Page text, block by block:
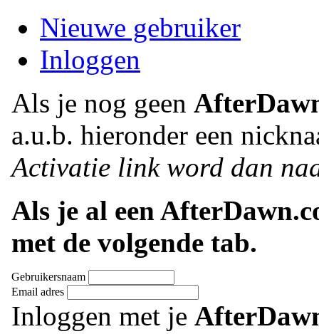
Nieuwe gebruiker
Inloggen
Als je nog geen
a.u.b. hieronder een
Activatie link word dan
Als je al een
met de volgende tab.
Gebruikersnaam
Email adres
Inloggen met je